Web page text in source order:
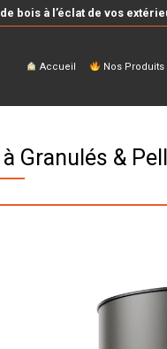
bois à l’éclat de vos
Accueil Nos Produits
Granulés &